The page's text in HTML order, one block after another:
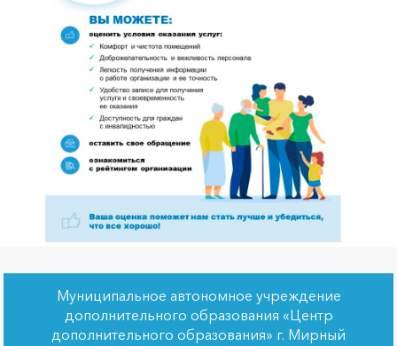
Муниципальное автономное учреждение
дополнительного образования «Центр
дополнительного образования» г. Мирный